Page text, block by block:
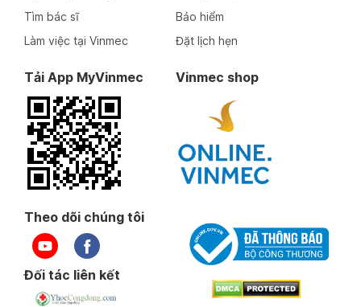
Tìm bác sĩ
Làm việc tại Vinmec
Bảo hiểm
Đặt lịch hẹn
Tải App MyVinmec Vinmec shop
Theo dõi chúng tôi
Đối tác liên kết